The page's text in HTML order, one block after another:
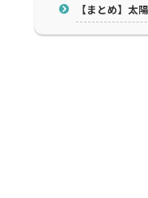
【まとめ】太